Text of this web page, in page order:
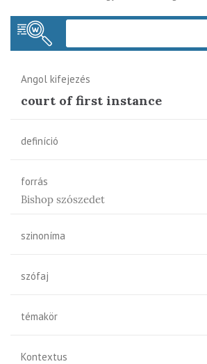
Angol kifejezés
court of first instance
definíció
forrás
Bishop szószedet
szinoníma
szófaj
témakör
Kontextus